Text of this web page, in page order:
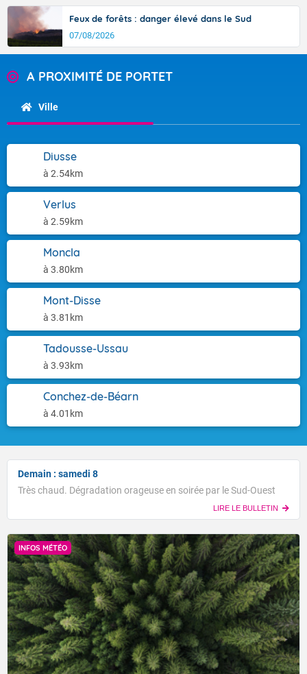
Feux de forêts : danger élevé dans le Sud
07/08/2026
A PROXIMITÉ DE PORTET
Ville
Diusse
à 2.54km
Verlus
à 2.59km
Moncla
à 3.80km
Mont-Disse
à 3.81km
Tadousse-Ussau
à 3.93km
Conchez-de-Béarn
à 4.01km
Demain : samedi 8
Très chaud. Dégradation orageuse en soirée par le Sud-Ouest
LIRE LE BULLETIN
INFOS MÉTÉO